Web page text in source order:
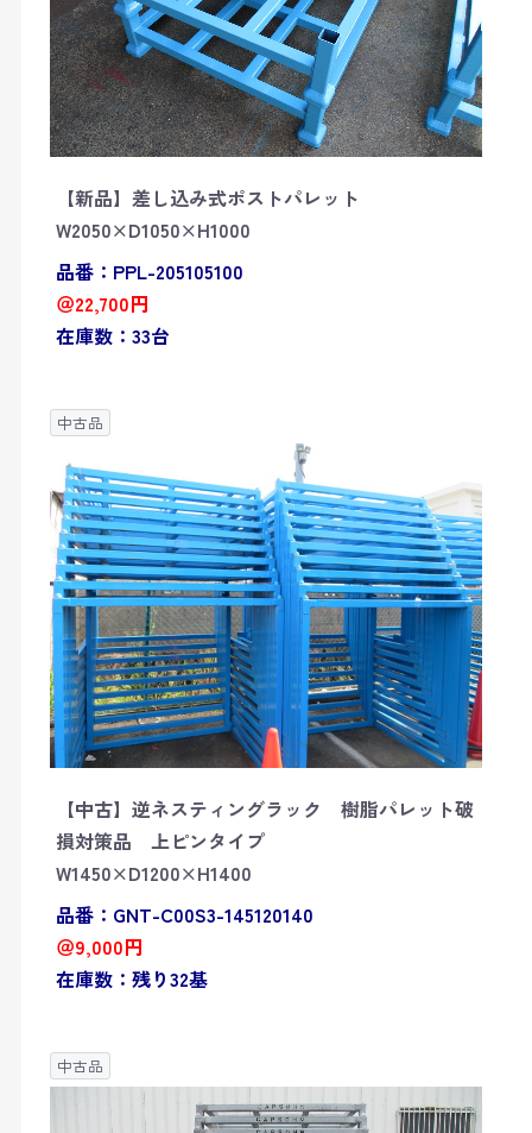
【新品】差し込み式ポストパレット
W2050×D1050×H1000
品番：PPL-205105100
＠22,700円
在庫数：33台
中古品
【中古】逆ネスティングラック 樹脂パレット破
損対策品 上ピンタイプ
W1450×D1200×H1400
品番：GNT-C00S3-145120140
＠9,000円
在庫数：残り32基
中古品